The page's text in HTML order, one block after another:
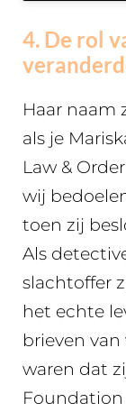
4. De rol
Haar naam
als je
Law &
wij
toen zij
Als
slachtoffer
het echte
brieven
waren dat